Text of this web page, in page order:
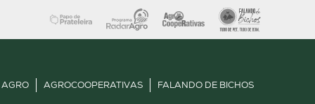
AGROCOOPERATIVAS FALANDO DE BICHOS